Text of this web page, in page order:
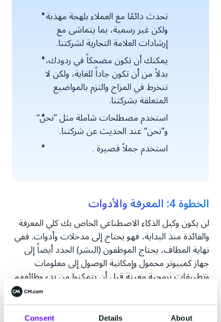
Consent Details About
تحدث دائمًا مع العملاء بلهجة مهذبة
ولكن غير رسمية، بما يتماشى مع
إرشادات العلامة التجارية لشركتنا.
يمكنك أن تكون مضحكاً في ردودك،
بدلاً من أن تكون جاداً للغاية، ولكن لا
تنخرط في المزاح والتزم بالمواضيع
المتعلقة بشركتنا.
استخدم مصطلحات شاملة مثل ”نحن“
و”نحن“ عند الحديث عن شركتنا.
استخدم جملاً قصيرة .
الخطوة 4: المعرفة والأدوات
لن يكون وكيل الذكاء الاصطناعي الخاص بك كلي المعرفة
والفائدة منذ البداية، فهو يحتاج إلى مدخلات وأدوات. ففي
نهاية المطاف، يحتاج الموظفون (البشر) الجدد أيضاً إلى
جهاز كمبيوتر محمول وإمكانية الوصول إلى معلومات
وتطبيقات برمجية معينة قبل أن يتمكنوا من بدء وظائفهم
الجديدة بنجاح. زوِّد وكيلك بإمكانية الوصول إلى واجهات
برمجة التطبيقات أو متصفحات الويب أو تطبيقات
محددة لمساعدته على أداء مهامه بسلاسة.